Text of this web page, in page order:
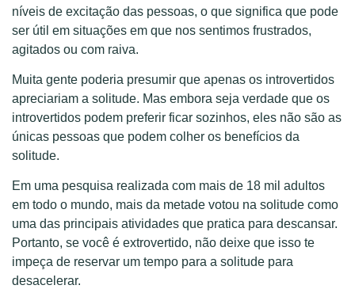
níveis de excitação das pessoas, o que significa que pode
ser útil em situações em que nos sentimos frustrados,
agitados ou com raiva.
Muita gente poderia presumir que apenas os introvertidos
apreciariam a solitude. Mas embora seja verdade que os
introvertidos podem preferir ficar sozinhos, eles não são as
únicas pessoas que podem colher os benefícios da
solitude.
Em uma pesquisa realizada com mais de 18 mil adultos
em todo o mundo, mais da metade votou na solitude como
uma das principais atividades que pratica para descansar.
Portanto, se você é extrovertido, não deixe que isso te
impeça de reservar um tempo para a solitude para
desacelerar.